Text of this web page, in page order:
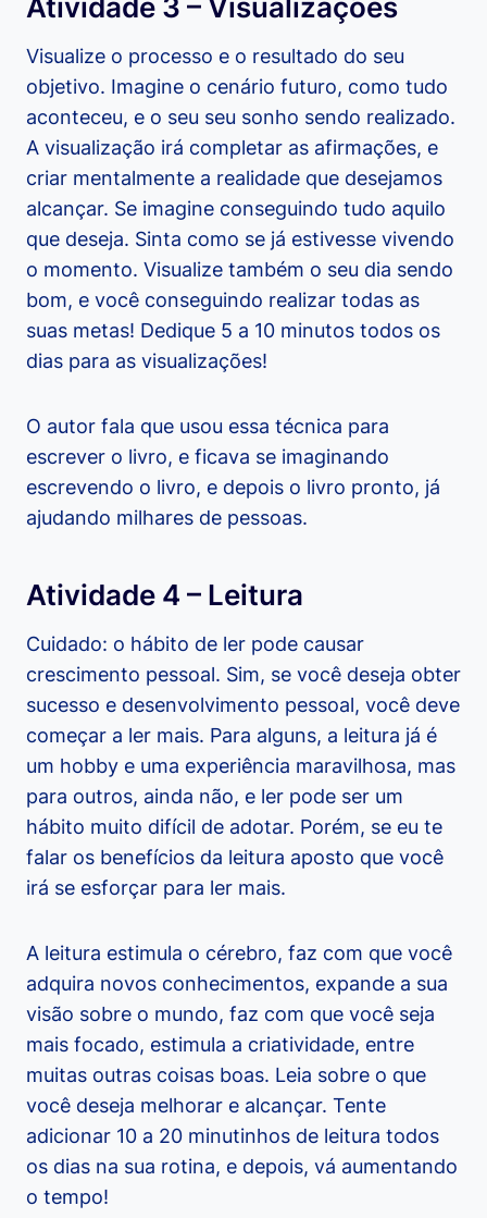
Visualize o processo e o resultado do seu
objetivo. Imagine o cenário futuro, como tudo
aconteceu, e o seu seu sonho sendo realizado.
A visualização irá completar as afirmações, e
criar mentalmente a realidade que desejamos
alcançar. Se imagine conseguindo tudo aquilo
que deseja. Sinta como se já estivesse vivendo
o momento. Visualize também o seu dia sendo
bom, e você conseguindo realizar todas as
suas metas! Dedique 5 a 10 minutos todos os
dias para as visualizações!
O autor fala que usou essa técnica para
escrever o livro, e ficava se imaginando
escrevendo o livro, e depois o livro pronto, já
ajudando milhares de pessoas.
Atividade 4 – Leitura
Cuidado: o hábito de ler pode causar
crescimento pessoal. Sim, se você deseja obter
sucesso e desenvolvimento pessoal, você deve
começar a ler mais. Para alguns, a leitura já é
um hobby e uma experiência maravilhosa, mas
para outros, ainda não, e ler pode ser um
hábito muito difícil de adotar. Porém, se eu te
falar os benefícios da leitura aposto que você
irá se esforçar para ler mais.
A leitura estimula o cérebro, faz com que você
adquira novos conhecimentos, expande a sua
visão sobre o mundo, faz com que você seja
mais focado, estimula a criatividade, entre
muitas outras coisas boas. Leia sobre o que
você deseja melhorar e alcançar. Tente
adicionar 10 a 20 minutinhos de leitura todos
os dias na sua rotina, e depois, vá aumentando
o tempo!